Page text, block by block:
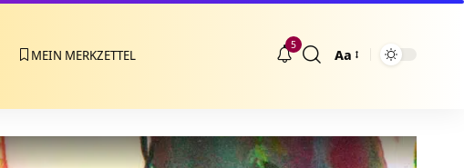
MEIN MERKZETTEL
5
Größenänderung
Aa